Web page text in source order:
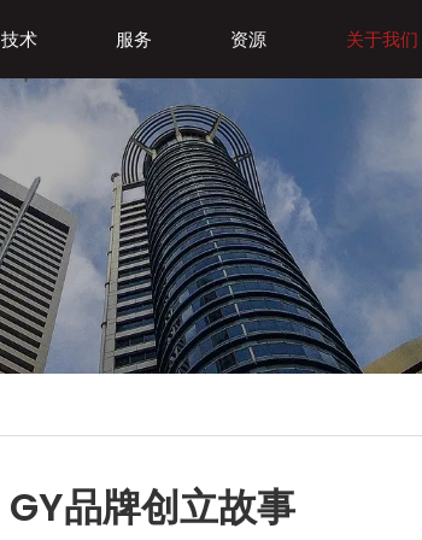
技术 服务 资源 关于我们
GY品牌创立故事